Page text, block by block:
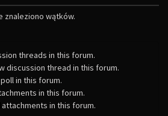
znaleziono wątków.
threads in this forum.
discussion thread in this forum.
in this forum.
in this forum.
in this forum.